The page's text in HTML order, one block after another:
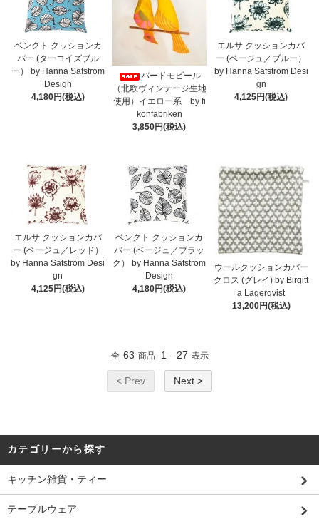
ベンクト クッションカ
バー (ターコイズブル
ー） by Hanna Säfström
Design
4,180円(税込)
バードモビール
（北欧ヴィンテージ生地
使用）イエロー系 by fi
konfabriken
3,850円(税込)
エルサ クッションカバ
ー (ベージュ／ブルー）
by Hanna Säfström Desi
gn
4,125円(税込)
エルサ クッションカバ
ー (ベージュ／レッド）
by Hanna Säfström Desi
gn
4,125円(税込)
ベンクト クッションカ
バー (ベージュ／ブラッ
ク） by Hanna Säfström
Design
4,180円(税込)
ウールクッションカバー
クロス (グレイ) by Birgitt
a Lagerqvist
13,200円(税込)
全 63 商品 1 - 27 表示
< Prev Next >
カテゴリーから探す
キッチン雑貨・ティー
テーブルウェア